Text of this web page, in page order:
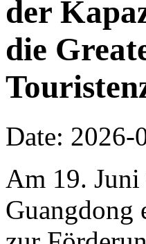
der
die
Date: 2026-
Am 19.
Guangdong